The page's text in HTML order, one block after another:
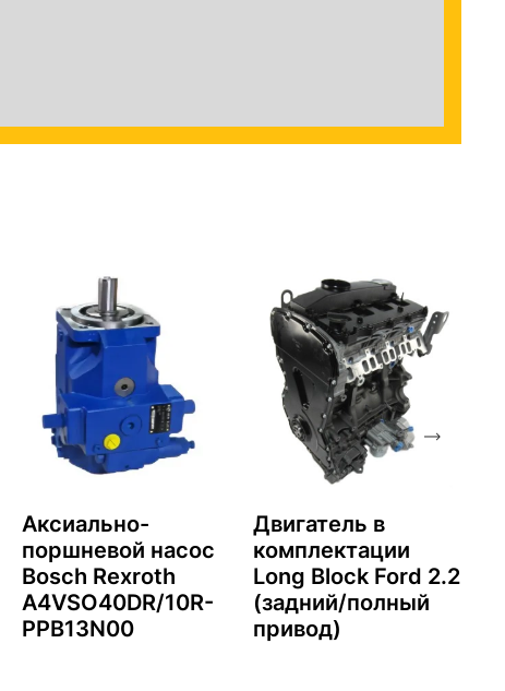
Аксиально-
поршневой насос
Bosch Rexroth
A4VSO40DR/10R-
PPB13N00
Двигатель в
комплектации
Long Block Ford 2.2
(задний/полный
привод)